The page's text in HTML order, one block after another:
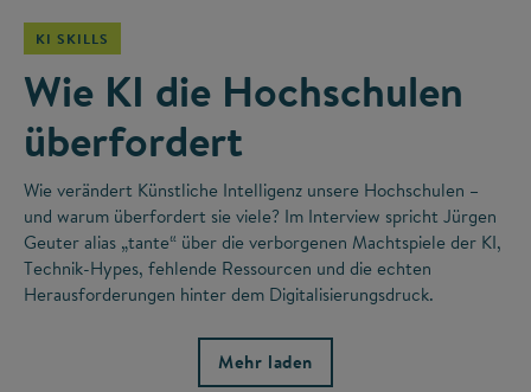
KI SKILLS
Wie KI die Hochschulen
überfordert
Wie verändert Künstliche Intelligenz unsere Hochschulen –
und warum überfordert sie viele? Im Interview spricht Jürgen
Geuter alias „tante“ über die verborgenen Machtspiele der KI,
Technik-Hypes, fehlende Ressourcen und die echten
Herausforderungen hinter dem Digitalisierungsdruck.
Mehr laden